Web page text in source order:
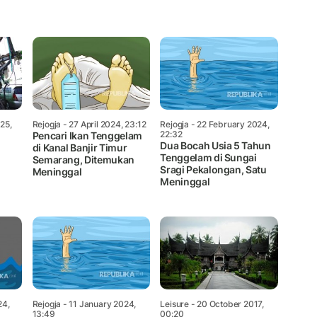
Rejogja - 27 April 2024, 23:12
Pencari Ikan Tenggelam
di Kanal Banjir Timur
Semarang, Ditemukan
Meninggal
Rejogja - 22 February 2024,
22:32
Dua Bocah Usia 5 Tahun
Tenggelam di Sungai
Sragi Pekalongan, Satu
Meninggal
Rejogja - 11 January 2024,
13:49
Leisure- 20 October 2017,
00:20